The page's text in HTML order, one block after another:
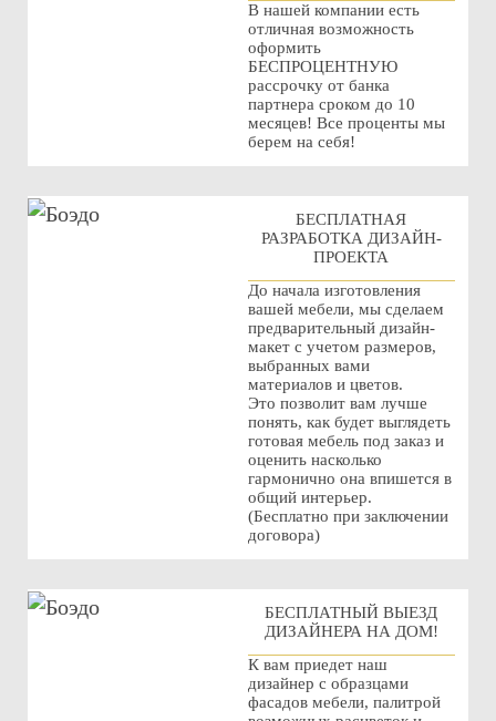
В нашей компании есть
отличная возможность
оформить
БЕСПРОЦЕНТНУЮ
рассрочку от банка
партнера сроком до 10
месяцев! Все проценты мы
берем на себя!
БЕСПЛАТНАЯ
РАЗРАБОТКА ДИЗАЙН-
ПРОЕКТА
До начала изготовления
вашей мебели, мы сделаем
предварительный дизайн-
макет с учетом размеров,
выбранных вами
материалов и цветов.
Это позволит вам лучше
понять, как будет выглядеть
готовая мебель под заказ и
оценить насколько
гармонично она впишется в
общий интерьер.
(Бесплатно при заключении
договора)
БЕСПЛАТНЫЙ ВЫЕЗД
ДИЗАЙНЕРА НА ДОМ!
К вам приедет наш
дизайнер с образцами
фасадов мебели, палитрой